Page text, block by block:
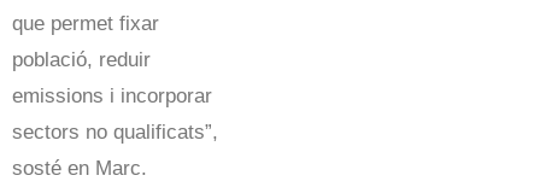
que permet fixar
població, reduir
emissions i incorporar
sectors no qualificats”,
sosté en Marc.